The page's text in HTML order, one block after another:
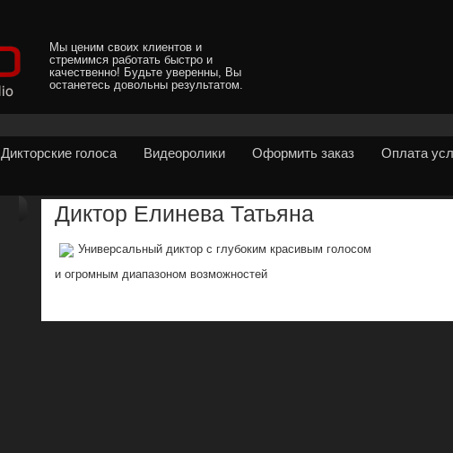
Мы ценим своих клиентов и
стремимся работать быстро и
качественно! Будьте уверенны, Вы
останетесь довольны результатом.
Дикторские голоса Видеоролики Оформить заказ Оплата
Диктор Елинева Татьяна
Универсальный диктор с глубоким красивым голосом
и огромным диапазоном возможностей